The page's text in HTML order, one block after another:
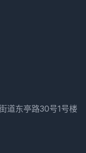
道东亭路30号1号楼